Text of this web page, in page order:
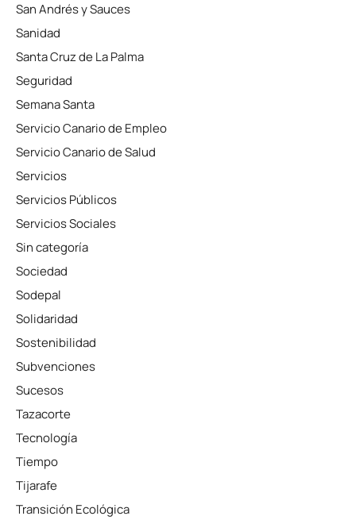
San Andrés y Sauces
Sanidad
Santa Cruz de La Palma
Seguridad
Semana Santa
Servicio Canario de Empleo
Servicio Canario de Salud
Servicios
Servicios Públicos
Servicios Sociales
Sin categoría
Sociedad
Sodepal
Solidaridad
Sostenibilidad
Subvenciones
Sucesos
Tazacorte
Tecnología
Tiempo
Tijarafe
Transición Ecológica